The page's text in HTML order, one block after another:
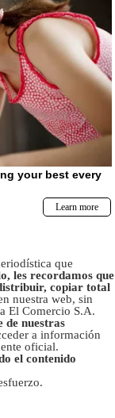
que
les recordamos que
copiar total
nuestra web, sin
El Comercio S.A.
de nuestras
a información
oficial.
el contenido